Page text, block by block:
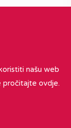
našu web
pročitajte ovdje.